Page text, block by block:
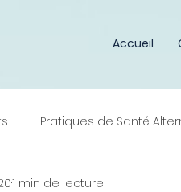
Accueil
Pratiques de Santé
1 min de lecture